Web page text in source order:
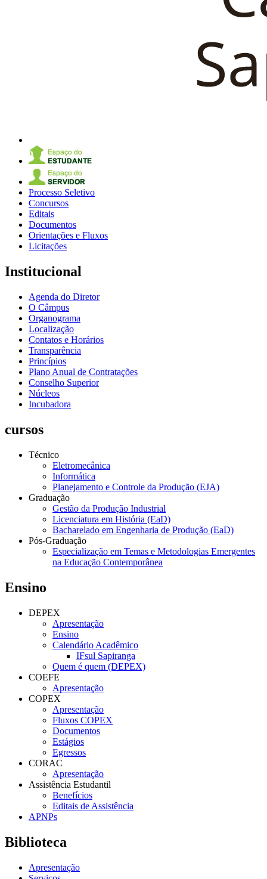
Processo Seletivo
Concursos
Editais
Documentos
Orientações e Fluxos
Licitações
Institucional
Agenda do Diretor
O Câmpus
Organograma
Localização
Contatos e Horários
Transparência
Princípios
Plano Anual de Contratações
Conselho Superior
Núcleos
Incubadora
cursos
Técnico
Eletromecânica
Informática
Planejamento e Controle da Produção (EJA)
Graduação
Gestão da Produção Industrial
Licenciatura em História (EaD)
Bacharelado em Engenharia de Produção (EaD)
Pós-Graduação
Especialização em Temas e Metodologias Emergentes
na Educação Contemporânea
Ensino
DEPEX
Apresentação
Ensino
Calendário Acadêmico
IFsul Sapiranga
Quem é quem (DEPEX)
COEFE
Apresentação
COPEX
Apresentação
Fluxos COPEX
Documentos
Estágios
Egressos
CORAC
Apresentação
Assistência Estudantil
Benefícios
Editais de Assistência
APNPs
Biblioteca
Apresentação